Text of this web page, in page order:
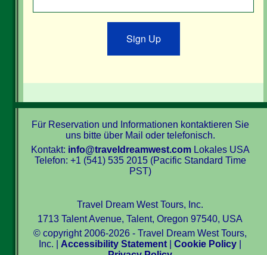
Sign Up
Für Reservation und Informationen kontaktieren Sie
uns bitte über Mail oder telefonisch.
Kontakt: info@traveldreamwest.comLokales USA
Telefon: +1 (541) 535 2015 (Pacific Standard Time
PST)
Travel Dream West Tours, Inc.
1713 Talent Avenue, Talent, Oregon 97540, USA
© copyright 2006-2026 - Travel Dream West Tours,
Inc. | Accessibility Statement |Cookie Policy